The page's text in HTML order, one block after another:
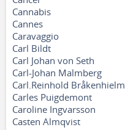
Cannabis
Cannes
Caravaggio
Carl Bildt
Carl Johan von Seth
Carl-Johan Malmberg
Carl.Reinhold Bråkenhielm
Carles Puigdemont
Caroline Ingvarsson
Casten Almqvist